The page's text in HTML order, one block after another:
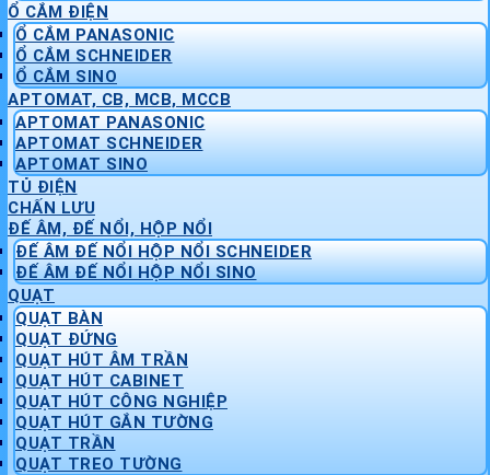
Ổ CẮM ĐIỆN
Ổ CẮM PANASONIC
Ổ CẮM SCHNEIDER
Ổ CẮM SINO
APTOMAT, CB, MCB, MCCB
APTOMAT PANASONIC
APTOMAT SCHNEIDER
APTOMAT SINO
TỦ ĐIỆN
CHẤN LƯU
ĐẾ ÂM, ĐẾ NỔI, HỘP NỔI
ĐẾ ÂM ĐẾ NỔI HỘP NỔI SCHNEIDER
ĐẾ ÂM ĐẾ NỔI HỘP NỔI SINO
QUẠT
QUẠT BÀN
QUẠT ĐỨNG
QUẠT HÚT ÂM TRẦN
QUẠT HÚT CABINET
QUẠT HÚT CÔNG NGHIỆP
QUẠT HÚT GẮN TƯỜNG
QUẠT TRẦN
QUẠT TREO TƯỜNG